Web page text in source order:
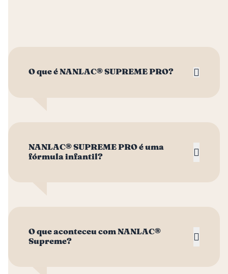
O que é NANLAC® SUPREME PRO?
NANLAC® SUPREME PRO é uma
fórmula infantil?
O que aconteceu com NANLAC®
Supreme?